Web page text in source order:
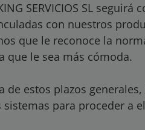
SERVICIOS SL
con nuestros
que le reconoce la
que le sea más cómoda.
de estos plazos
para proceder a